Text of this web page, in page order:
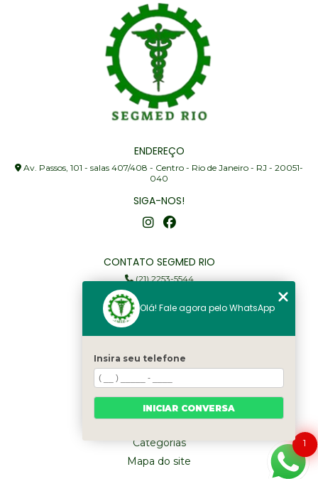
ENDEREÇO
Av. Passos, 101 - salas 407/408 - Centro - Rio de Janeiro - RJ - 20051-
040
SIGA-NOS!
CONTATO SEGMED RIO
(21) 2253-5544
(21) 97905-3352
segmed@segmedrio.com.br
MENU
Home
Institucional
Serviços
Categorias
Mapa do site
1
Olá! Fale agora pelo WhatsApp
Insira seu telefone
INICIAR CONVERSA